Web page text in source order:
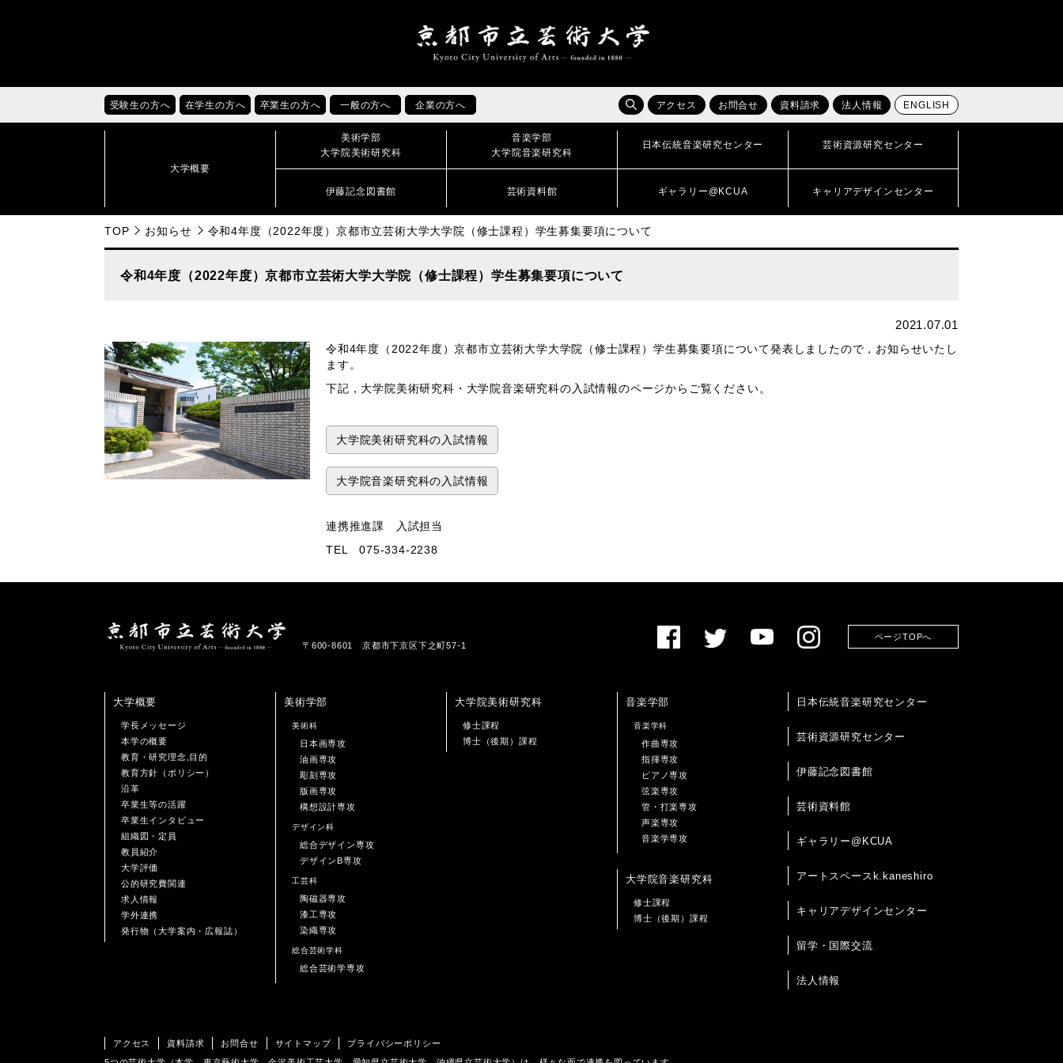
受験生の方へ 在学生の方へ 卒業生の方へ 一般の方へ 企業の方へ アクセス お問合せ 資料請求 法人情報 ENGLISH
大学概要
美術学部
大学院美術研究科
音楽学部
大学院音楽研究科
日本伝統音楽研究センター 芸術資源研究センター
伊藤記念図書館 芸術資料館 ギャラリー@KCUA キャリアデザインセンター
TOP お知らせ 令和4年度（2022年度）京都市立芸術大学大学院（修士課程）学生募集要項について
令和4年度（2022年度）京都市立芸術大学大学院（修士課程）学生募集要項について
2021.07.01
令和4年度（2022年度）京都市立芸術大学大学院（修士課程）学生募集要項について発表しましたので，お知らせいたし
ます。
下記，大学院美術研究科・大学院音楽研究科の入試情報のページからご覧ください。
大学院美術研究科の入試情報
大学院音楽研究科の入試情報
連携推進課 入試担当
TEL 075-334-2238
〒600-8601 京都市下京区下之町57-1
ページTOPへ
大学概要
学長メッセージ
本学の概要
教育・研究理念,目的
教育方針（ポリシー）
沿革
卒業生等の活躍
卒業生インタビュー
組織図・定員
教員紹介
大学評価
公的研究費関連
求人情報
学外連携
発行物（大学案内・広報誌）
美術学部
美術科
日本画専攻
油画専攻
彫刻専攻
版画専攻
構想設計専攻
デザイン科
総合デザイン専攻
デザインB専攻
工芸科
陶磁器専攻
漆工専攻
染織専攻
総合芸術学科
総合芸術学専攻
大学院美術研究科
修士課程
博士（後期）課程
音楽学部
音楽学科
作曲専攻
指揮専攻
ピアノ専攻
弦楽専攻
管・打楽専攻
声楽専攻
音楽学専攻
大学院音楽研究科
修士課程
博士（後期）課程
日本伝統音楽研究センター
芸術資源研究センター
伊藤記念図書館
芸術資料館
ギャラリー@KCUA
アートスペースk.kaneshiro
キャリアデザインセンター
留学・国際交流
法人情報
アクセス 資料請求 お問合せ サイトマップ
プライバシーポリシー